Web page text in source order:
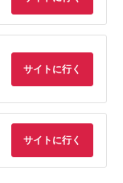
サイトに行く
サイトに行く